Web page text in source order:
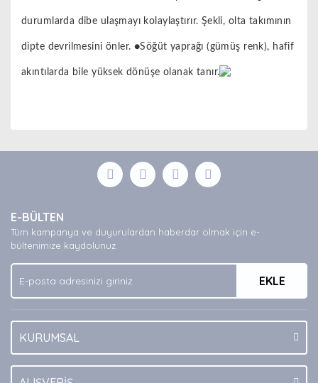
durumlarda dibe ulaşmayı kolaylaştırır. Şekli, olta takımının
dipte devrilmesini önler. ●Söğüt yaprağı (gümüş renk), hafif
akıntılarda bile yüksek dönüşe olanak tanır.
Yorum Yaz
formunu kullanarak tarafımıza iletebilirsiniz.
Görüş ve önerileriniz için teşekkür ederiz.
Ürün açıklamasında eksik bilgiler bulunuyor.
Ürün bilgilerinde hatalar bulunuyor.
Bu ürüne benzer farklı alternatifler olmalı.
E-BÜLTEN
Tüm kampanya ve duyurulardan haberdar olmak için e-
bültenimize kaydolunuz.
EKLE
KURUMSAL